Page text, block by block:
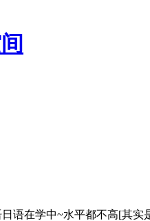
语在学中~水平都不高[其实